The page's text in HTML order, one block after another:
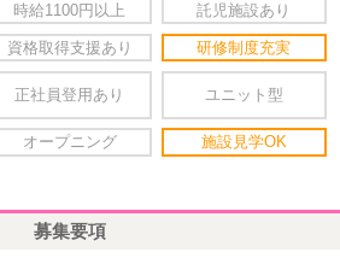
時給1100円以上 託児施設あり
資格取得支援あり 研修制度充実
正社員登用あり ユニット型
オープニング 施設見学OK
募集要項